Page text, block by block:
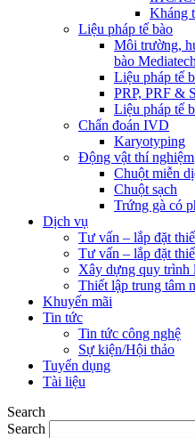
Kháng
Liệu pháp tế bào
Môi trường,
bào Mediatech
Liệu pháp tế
PRP, PRF &
Liệu pháp tế
Chẩn đoán IVD
Karyotyping
Động vật thí nghiệm
Chuột miễn
Chuột sạch
Trứng gà có
Dịch vụ
Tư vấn – lắp đặt
Tư vấn – lắp đặt
Xây dựng quy trình
Thiết lập trung tâm
Khuyến mãi
Tin tức
Tin tức công nghệ
Sự kiện/Hội thảo
Tuyển dụng
Tài liệu
Search
Search